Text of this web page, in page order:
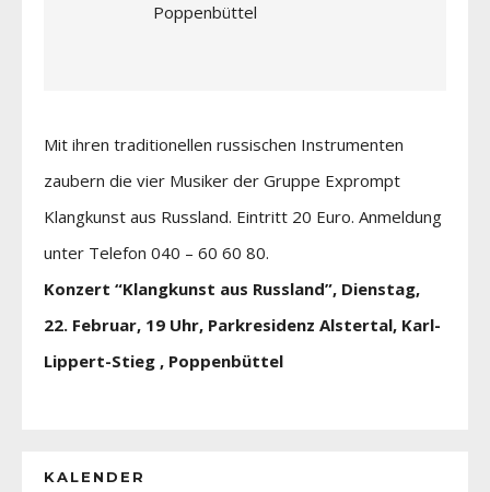
Poppenbüttel
Mit ihren traditionellen russischen Instrumenten
zaubern die vier Musiker der Gruppe Exprompt
Klangkunst aus Russland. Eintritt 20 Euro. Anmeldung
unter Telefon 040 – 60 60 80.
Konzert “Klangkunst aus Russland”, Dienstag,
22. Februar, 19 Uhr, Parkresidenz Alstertal, Karl-
Lippert-Stieg , Poppenbüttel
KALENDER